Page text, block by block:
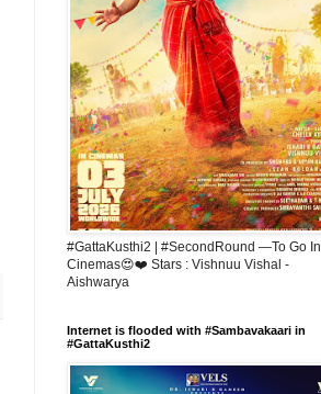
#GattaKusthi2 | #SecondRound —To Go In
Cinemas😍❤️ Stars : Vishnuu Vishal -
Aishwarya
Internet is flooded with #Sambavakaari in
#GattaKusthi2